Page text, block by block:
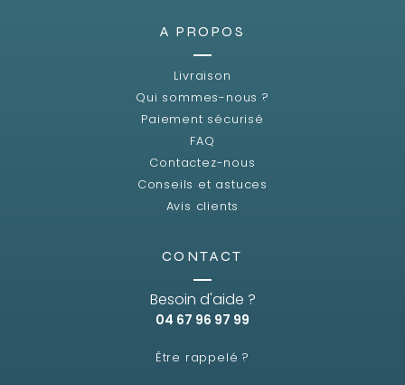
A PROPOS
Livraison
Qui sommes-nous ?
Paiement sécurisé
FAQ
Contactez-nous
Conseils et astuces
Avis clients
CONTACT
Besoin d'aide ?
04 67 96 97 99
Être rappelé ?